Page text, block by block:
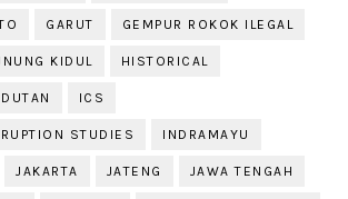
GARUT GEMPUR ROKOK ILEGAL
KIDUL HISTORICAL
ICS
STUDIES INDRAMAYU
JAKARTA JATENG JAWA TENGAH